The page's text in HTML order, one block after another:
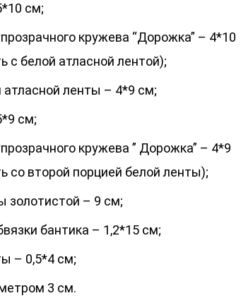
см;
кружева “Дорожка” – 4*10
белой атласной лентой);
атласной ленты – 4*9 см;
см;
кружева ” Дорожка” – 4*9
со второй порцией белой ленты);
золотистой – 9 см;
бантика – 1,2*15 см;
– 0,5*4 см;
3 см.